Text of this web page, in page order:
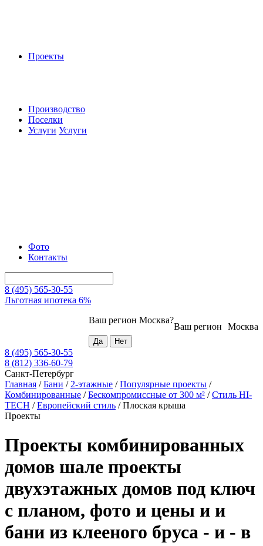
Проекты
Производство
Поселки
Услуги Услуги
Фото
Контакты
8 (495) 565-30-55
Льготная ипотека 6%
Москва
Ваш регион
Ваш регион Москва?
8 (495) 565-30-55
8 (812) 336-60-79
Санкт-Петербург
Главная /Бани / 2-этажные /Популярные проекты /
Комбинированные /Бескомпромиссные от 300 м² /Стиль HI-
TECH /Европейский стиль /Плоская крыша
Проекты
Проекты комбинированных
домов шале проекты
двухэтажных домов под ключ
с планом, фото и цены и и
бани из клееного бруса - и - в